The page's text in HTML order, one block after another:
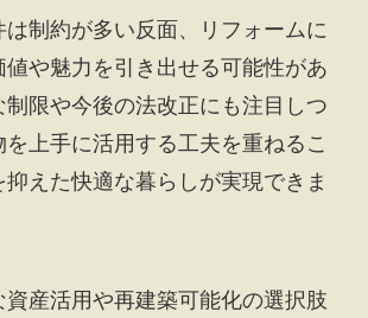
制約が多い反面、リフォームに
値や魅力を引き出せる可能性があ
制限や今後の法改正にも注目しつ
上手に活用する工夫を重ねるこ
抑えた快適な暮らしが実現できま
資産活用や再建築可能化の選択肢